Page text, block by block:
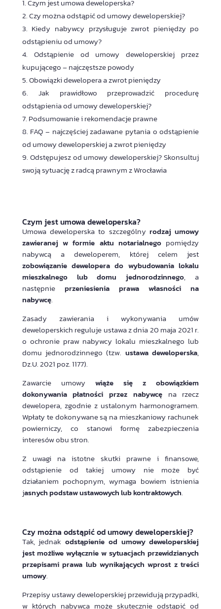
Czym jest umowa deweloperska?
Czy można odstąpić od umowy deweloperskiej?
Kiedy nabywcy przysługuje zwrot pieniędzy po
odstąpieniu od umowy?
Odstąpienie od umowy deweloperskiej przez
kupującego – najczęstsze powody
Obowiązki dewelopera a zwrot pieniędzy
Jak prawidłowo przeprowadzić procedurę
odstąpienia od umowy deweloperskiej?
Podsumowanie i rekomendacje prawne
FAQ – najczęściej zadawane pytania o odstąpienie
od umowy deweloperskiej a zwrot pieniędzy
Odstępujesz od umowy deweloperskiej? Skonsultuj
swoją sytuację z radcą prawnym z Wrocławia
Czym jest umowa deweloperska?
Umowa deweloperska to szczególny rodzaj umowy
zawieranej w formie aktu notarialnegopomiędzy
nabywcą a deweloperem, której celem jest
zobowiązanie dewelopera do wybudowania lokalu
mieszkalnego lub domu jednorodzinnego, a
następnieprzeniesienia prawa własności na
nabywcę.
Zasady zawierania i wykonywania umów
deweloperskich reguluje ustawa z dnia 20 maja 2021 r.
o ochronie praw nabywcy lokalu mieszkalnego lub
domu jednorodzinnego (tzw. ustawa deweloperska,
Dz.U. 2021 poz. 1177).
Zawarcie umowy wiąże się z obowiązkiem
dokonywania płatności przez nabywcęna rzecz
dewelopera, zgodnie z ustalonym harmonogramem.
Wpłaty te dokonywane są na mieszkaniowy rachunek
powierniczy, co stanowi formę zabezpieczenia
interesów obu stron.
Z uwagi na istotne skutki prawne i finansowe,
odstąpienie od takiej umowy nie może być
działaniem pochopnym, wymaga bowiem istnienia
jasnych podstaw ustawowych lub kontraktowych.
Czy można odstąpić od umowy deweloperskiej?
Tak, jednakodstąpienie od umowy deweloperskiej
jest możliwe wyłącznie w sytuacjach przewidzianych
przepisami prawa lub wynikających wprost z treści
umowy.
Przepisy ustawy deweloperskiej przewidują przypadki,
w których nabywca może skutecznie odstąpić od